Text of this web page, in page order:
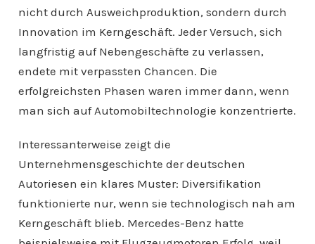
nicht durch Ausweichproduktion, sondern durch
Innovation im Kerngeschäft. Jeder Versuch, sich
langfristig auf Nebengeschäfte zu verlassen,
endete mit verpassten Chancen. Die
erfolgreichsten Phasen waren immer dann, wenn
man sich auf Automobiltechnologie konzentrierte.
Interessanterweise zeigt die
Unternehmensgeschichte der deutschen
Autoriesen ein klares Muster: Diversifikation
funktionierte nur, wenn sie technologisch nah am
Kerngeschäft blieb. Mercedes-Benz hatte